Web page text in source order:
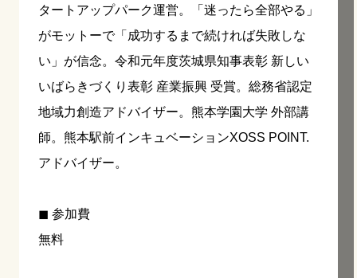
タートアップパーク運営。「迷ったら全部やる」
がモットーで「成功するまで続ければ失敗しな
い」が信念。令和元年度茨城県知事表彰 新しい
いばらきづくり表彰 産業振興 受賞。総務省認定
地域力創造アドバイザー。熊本学園大学 外部講
師。熊本駅前インキュベーションXOSS POINT.
アドバイザー。
◼︎ 参加費
無料